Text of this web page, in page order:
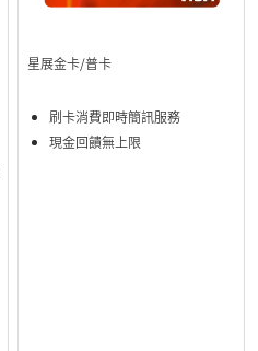
星展金卡/普卡
刷卡消費即時簡訊服務
現金回饋無上限